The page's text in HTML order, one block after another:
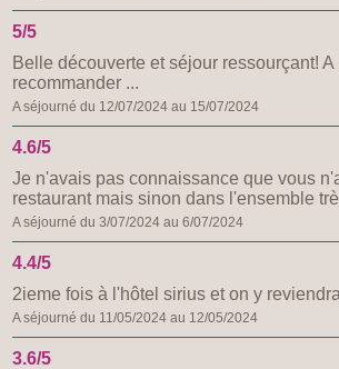
5/5
Belle découverte et séjour ressourçant! A
recommander ...
A séjourné du 12/07/2024 au 15/07/2024
4.6/5
Je n'avais pas connaissance que vous
restaurant mais sinon dans l'ensemble
A séjourné du 3/07/2024 au 6/07/2024
4.4/5
2ieme fois à l'hôtel sirius et on y reviendra
A séjourné du 11/05/2024 au 12/05/2024
3.6/5